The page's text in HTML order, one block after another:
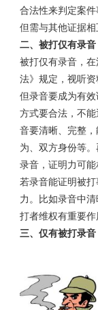
合法性来判定案
但需与其他证据相
二、被打仅有录
被打仅有录音，
法》规定，视听资
但录音要成为有
方式要合法，不
音要清晰、完整
为、双方身份等
录音，证明力可能
若录音能证明被
力。比如录音中
打者维权有重要作
三、仅有被打录